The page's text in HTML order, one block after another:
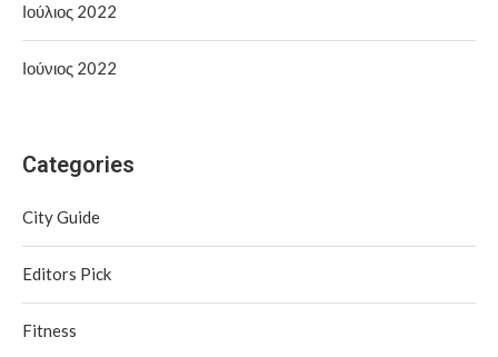
Ιούλιος 2022
Ιούνιος 2022
Categories
City Guide
Editors Pick
Fitness